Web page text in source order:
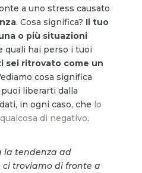
a uno stress causato
. Cosa significa? Il tuo
o più situazioni
quali hai perso i tuoi
sei ritrovato come un
cosa significa
liberarti dalla
in ogni caso, che lo
di negativo.
la tendenza ad
troviamo di fronte a